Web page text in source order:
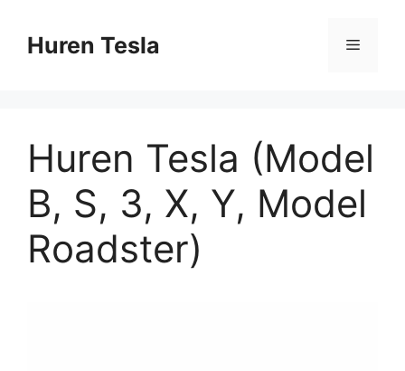
naarHuren Tesla Menu
Huren Tesla (Model
B, S, 3, X, Y, Model
Roadster)